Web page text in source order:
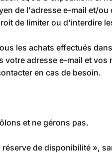
de l'adresse e-mail et/ou
de limiter ou d'interdire
les achats effectués
votre adresse e-mail et vos
en cas de besoin.
et ne gérons pas.
de disponibilité »,